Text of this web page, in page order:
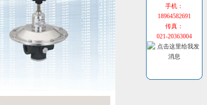
手机：
18964582691
传真：
021-20363004